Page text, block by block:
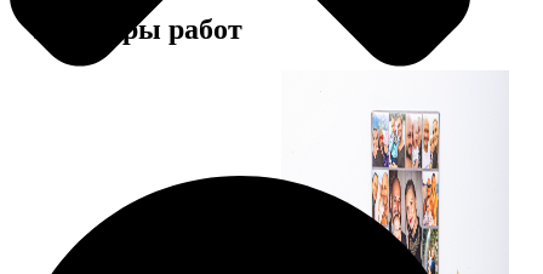
Примеры работ